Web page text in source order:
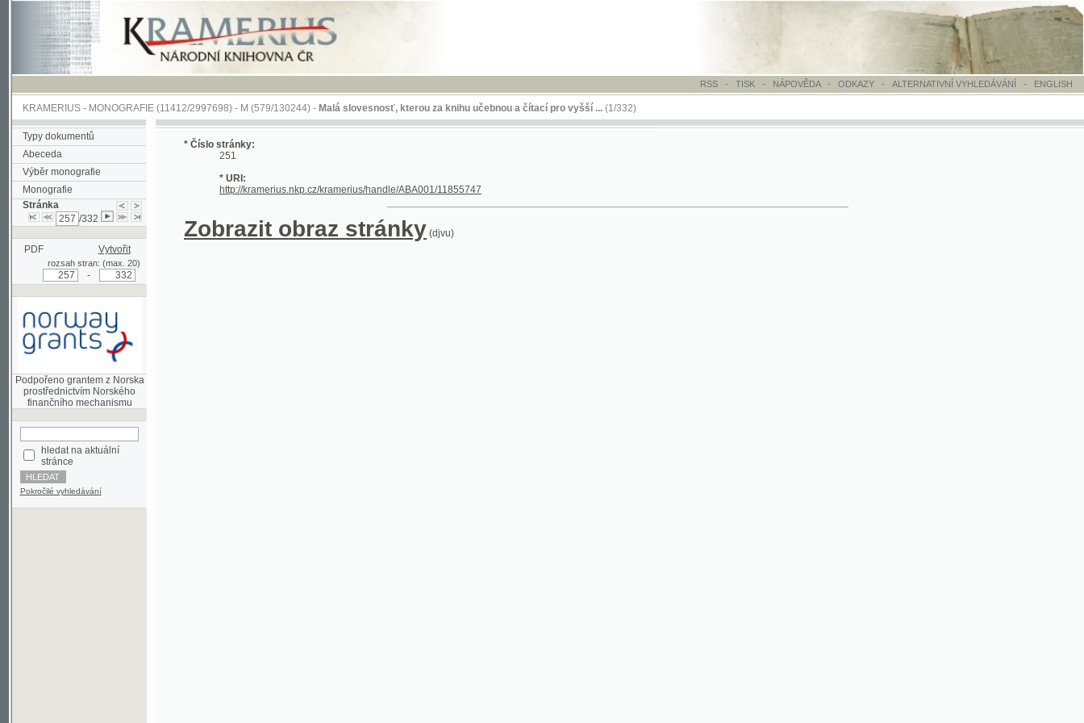
RSS - TISK-NÁPOVĚDA - ODKAZY - ALTERNATIVNÍ VYHLEDÁVÁNÍ- ENGLISH
KRAMERIUS-MONOGRAFIE(11412/2997698) -M (579/130244)-Malá slovesnosť, kterou za knihu učebnou a čítací pro vyšší ...(1/332)
Typy dokumentů
Abeceda
Výběr monografie
Monografie
Stránka
/332
PDF Vytvořit
rozsah stran: (max. 20)
Podpořeno grantem z Norska
prostřednictvím Norského
hledat na aktuální
stránce
Pokročilé vyhledávání
* Číslo stránky:
251
* URI:
http://kramerius.nkp.cz/kramerius/handle/ABA001/11855747
Zobrazit obraz stránky